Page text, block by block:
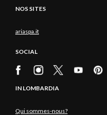
NOS SITES
ariaspa.it
SOCIAL
IN LOMBARDIA
Qui sommes-nous?